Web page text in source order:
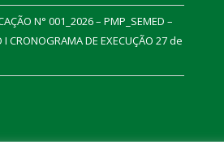
N° 001_2026 – PMP_SEMED –
I CRONOGRAMA DE EXECUÇÃO 27 de